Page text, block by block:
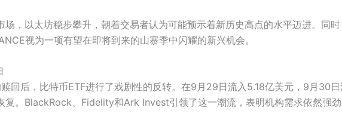
场，以太坊稳步攀升，朝着交易者认为可能预示着新历史高点的水平迈进。同
视为一项有望在即将到来的山寨季中闪耀的新兴机会。
回后，比特币ETF进行了戏剧性的反转。在9月29日流入5.18亿美元，9月30
复。BlackRock、Fidelity和Ark Invest引领了这一潮流，表明机构需求依然强劲